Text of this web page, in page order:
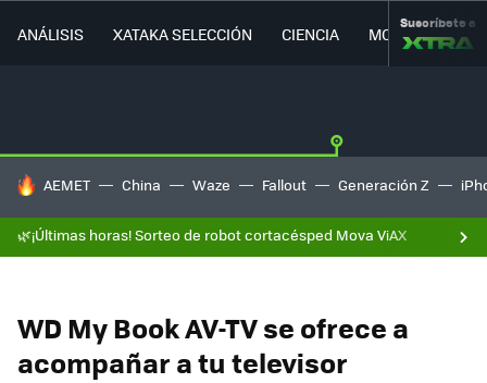
ANÁLISIS XATAKA SELECCIÓN CIENCIA MOVILIDAD
Suscríbete a
HOY SE HABLA DE
AEMET China Waze Fallout Generación Z
🌿¡Últimas horas! Sorteo de robot cortacésped Mova ViAX
WD My Book AV-TV se ofrece a
acompañar a tu televisor